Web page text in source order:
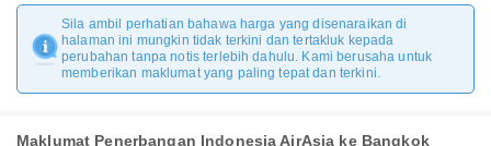
Sila ambil perhatian bahawa harga yang disenaraikan di
halaman ini mungkin tidak terkini dan tertakluk kepada
perubahan tanpa notis terlebih dahulu. Kami berusaha untuk
memberikan maklumat yang paling tepat dan terkini.
Maklumat Penerbangan Indonesia AirAsia ke Bangkok